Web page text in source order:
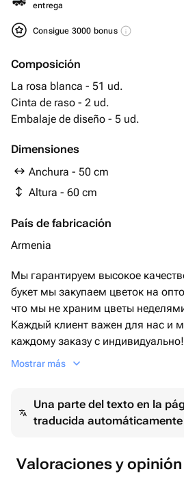
entrega
Consigue 3000 bonus
Composición
La rosa blanca - 51 ud.
Cinta de raso - 2 ud.
Embalaje de diseño - 5 ud.
Dimensiones
Anchura - 50 cm
Altura - 60 cm
País de fabricación
Armenia
Мы гарантируем высокое
букет мы закупаем цветок на
что мы не храним цветы
Каждый клиент важен для нас и
каждому заказу с
нам довериться, мы вас не
удобному для вас времени!
Mostrar más
Una parte del texto en la
traducida automáticamente
Valoraciones y opinión